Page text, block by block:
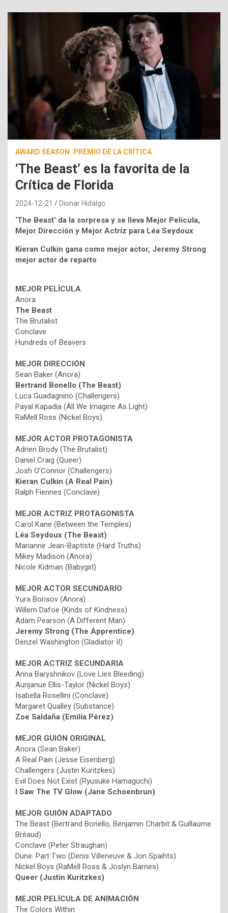
AWARD SEASON PREMIO DE LA CRÍTICA
‘The Beast’ es la favorita de la
Crítica de Florida
2024-12-21 Dionar Hidalgo
‘The Beast’ da la sorpresa y se lleva Mejor Película,
Mejor Dirección y Mejor Actriz para Léa Seydoux
Kieran Culkin gana como mejor actor, Jeremy Strong
mejor actor de reparto
MEJOR PELÍCULA
Anora
The Beast
The Brutalist
Conclave
Hundreds of Beavers
MEJOR DIRECCIÓN
Sean Baker (Anora)
Bertrand Bonello (The Beast)
Luca Guadagnino (Challengers)
Payal Kapadia (All We Imagine As Light)
RaMell Ross (Nickel Boys)
MEJOR ACTOR PROTAGONISTA
Adrien Brody (The Brutalist)
Daniel Craig (Queer)
Josh O’Connor (Challengers)
Kieran Culkin (A Real Pain)
Ralph Fiennes (Conclave)
MEJOR ACTRIZ PROTAGONISTA
Carol Kane (Between the Temples)
Léa Seydoux (The Beast)
Marianne Jean-Baptiste (Hard Truths)
Mikey Madison (Anora)
Nicole Kidman (Babygirl)
MEJOR ACTOR SECUNDARIO
Yura Borisov (Anora)
Willem Dafoe (Kinds of Kindness)
Adam Pearson (A Different Man)
Jeremy Strong (The Apprentice)
Denzel Washington (Gladiator II)
MEJOR ACTRIZ SECUNDARIA
Anna Baryshnikov (Love Lies Bleeding)
Aunjanue Ellis-Taylor (Nickel Boys)
Isabella Rosellini (Conclave)
Margaret Qualley (Substance)
Zoe Saldaña (Emilia Pérez)
MEJOR GUIÓN ORIGINAL
Anora (Sean Baker)
A Real Pain (Jesse Eisenberg)
Challengers (Justin Kuritzkes)
Evil Does Not Exist (Ryusuke Hamaguchi)
I Saw The TV Glow (Jane Schoenbrun)
MEJOR GUIÓN ADAPTADO
The Beast (Bertrand Bonello, Benjamin Charbit & Guillaume
Bréaud)
Conclave (Peter Straughan)
Dune: Part Two (Denis Villeneuve & Jon Spaihts)
Nickel Boys (RaMell Ross & Joslyn Barnes)
Queer (Justin Kuritzkes)
MEJOR PELÍCULA DE ANIMACIÓN
The Colors Within